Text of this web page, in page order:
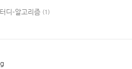
디-알고리즘 (1)